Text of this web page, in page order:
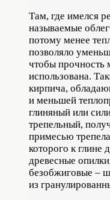
Там, где имелся
называемые
потому менее
позволяло
чтобы прочность
использована.
кирпича,
и меньшей
глиняный или
трепельный,
примесью
которого к глине
древесные
безобжиговые –
из